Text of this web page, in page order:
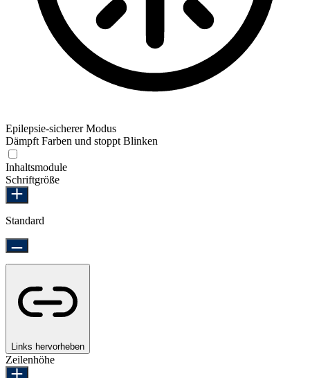
Epilepsie-sicherer Modus
Dämpft Farben und stoppt Blinken
Inhaltsmodule
Schriftgröße
Standard
Links hervorheben
Zeilenhöhe